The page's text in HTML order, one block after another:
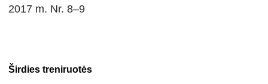
2017 m. Nr. 8–9
Širdies treniruotės